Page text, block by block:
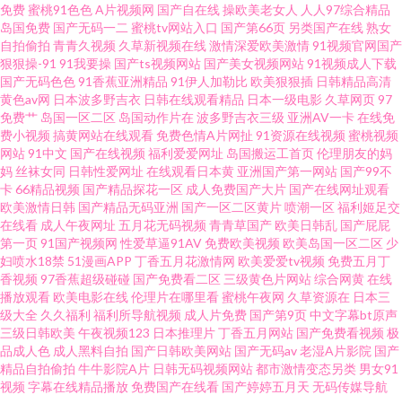
婷高潮一区二区三区 欧美久久伊人 国产美女主播福利av 99性网 91黄在线观
看网 新视觉影院尤物视频 欧美亞洲日韓Aⅴ 九色骚屄91 丁香花婷婷色导航 91
网页免费入囗 91n永久地址 色悠悠伊人网 乱乱无码 国产福利影院 av人人搞
91啦露脸熟女 影音先锋无码AV 色咪久久 麻豆毛片在线看 国产精品做爱 97美
眉超碰 91国产在线免费观看 亚洲婷婷黄色网址 日韩国产精品成人 久草中文
在线 国产91丝袜 91资源总站 91高潮熟女 在线伦理HD 色打炮在线免费视频
老司机福利基地 国产精品久久情 av爱福利 91视频观看# 91传媒体 性爱网男
人的天堂 人人看人人摸 九一爽爽 成人五区 91视社 91tv视频 亚洲BBw内射 青
青草原电影院 精品国产不卡一区 东方av免费观看 91在线入口 91黄色ww 亚
免费蜜桃91色色A片视频网 国产自在线操欧美老女人 人人97综合精品
岛国免费 国产无码一二 蜜桃tv网站入口 国产第66页 另类国产在线熟女
自拍偷拍 青青久视频 久草新视频在线激情深爱欧美激情91视频官网国产
狠狠操-91 91我要操 国产ts视频网站 国产美女视频网站91视频成人下载
国产无码色色91香蕉亚洲精品 91伊人加勒比 欧美狠狠插 日韩精品高清
黄色av网 日本波多野吉衣 日韩在线观看精品 日本一级电影 久草网页97
免费艹 岛国一区二区 岛国动作片在波多野吉衣三级 亚洲AV一卡在线免
费小视频 搞黄网站在线观看 免费色情A片网扯 91资源在线视频 蜜桃视频
网站91中文 国产在线视频 福利爱爱网址 岛国搬运工首页伦理朋友的妈
妈 丝袜女同 日韩性爱网址 在线观看日本黄 亚洲国产第一网站 国产99不
卡66精品视频 国产精品探花一区 成人免费国产大片 国产在线网址观看
欧美激情日韩 国产精品无码亚洲 国产一区二区黄片喷潮一区 福利姬足交
在线看 成人午夜网址 五月花无码视频 青青草国产 欧美日韩乱 国产屁屁
第一页91国产视频网 性爱草逼91AV 免费欧美视频 欧美岛国一区二区 少
妇喷水18禁 51漫画APP 丁香五月花激情网 欧美爱爱tv视频 免费五月丁
香视频 97香蕉超级碰碰 国产免费看二区 三级黄色片网站综合网黄在线
播放观看 欧美电影在线伦理片在哪里看蜜桃午夜网 久草资源在 日本三
级大全 久久福利 福利所导航视频 成人片免费 国产第9页中文字幕bt原声
三级日韩欧美 午夜视频123 日本推理片丁香五月网站 国产免费看视频 极
品成人色 成人黑料自拍 国产日韩欧美网站 国产无码av老湿A片影院 国产
精品自拍偷拍 牛牛影院A片 日韩无码视频网站都市激情变态另类 男女91
视频 字幕在线精品播放 免费国产在线看 国产婷婷五月天 无码传媒导航